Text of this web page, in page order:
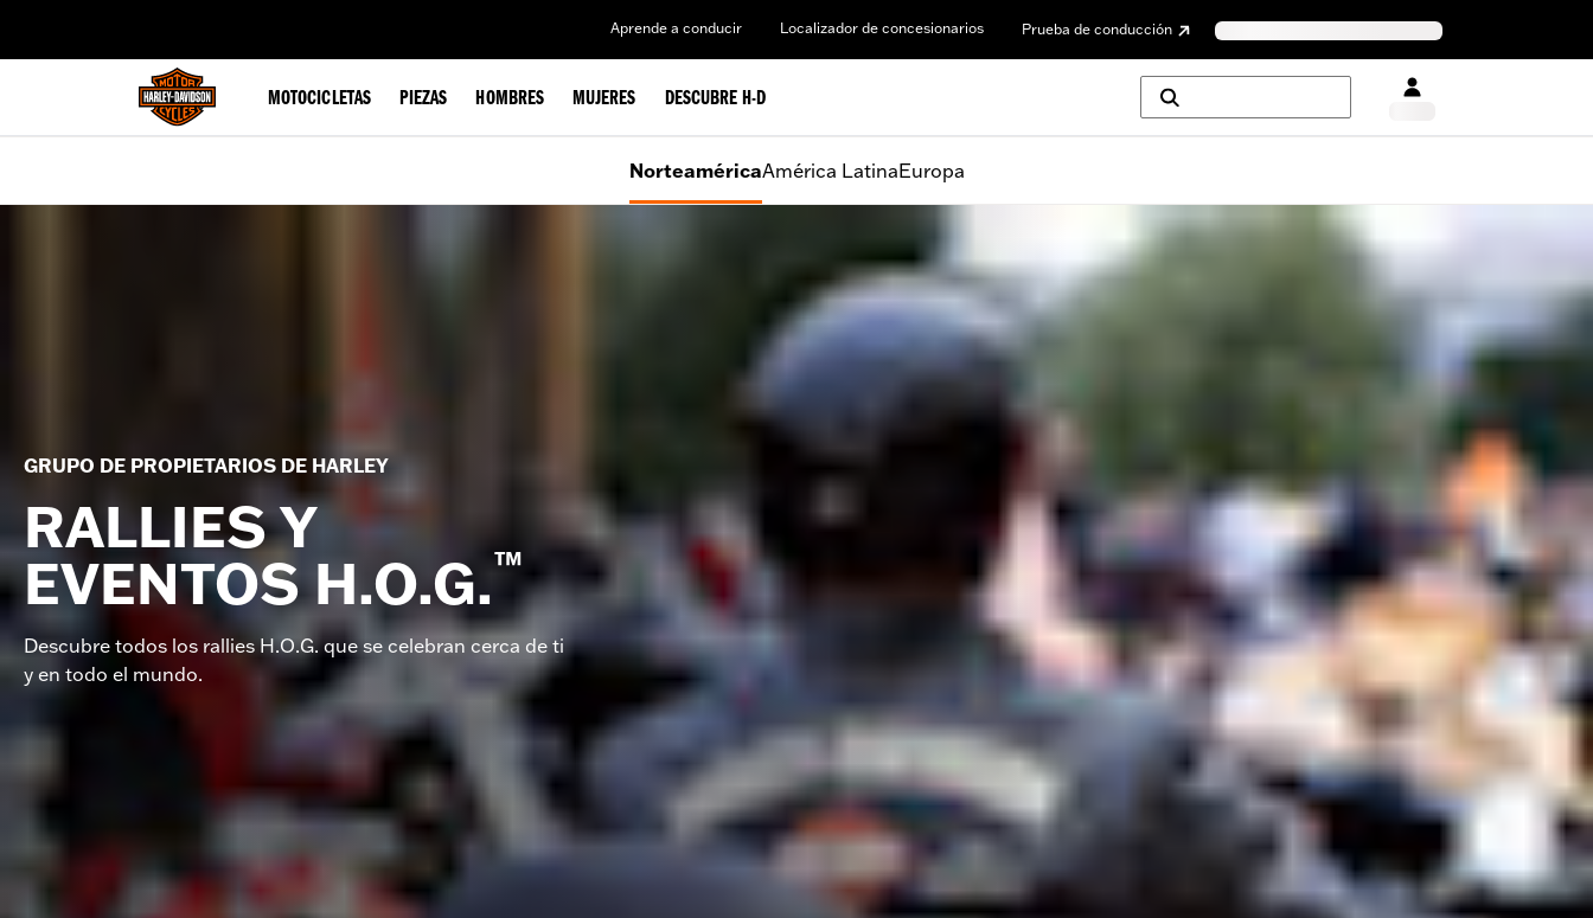
Aprende a conducir Localizador de concesionarios Prueba de conducción
MOTOCICLETAS PIEZAS HOMBRES MUJERES DESCUBRE H-D
NorteaméricaAmérica LatinaEuropa
GRUPO DE PROPIETARIOS DE HARLEY
RALLIES Y
EVENTOS H.O.G.™
Descubre todos los rallies H.O.G. que se celebran cerca de ti
y en todo el mundo.